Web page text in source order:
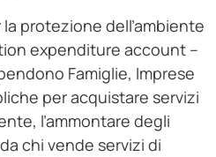
protezione dell’ambiente
expenditure account –
Famiglie, Imprese
per acquistare servizi
l’ammontare degli
chi vende servizi di